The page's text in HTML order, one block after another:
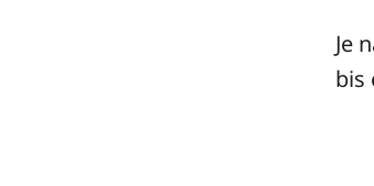
Je
bis